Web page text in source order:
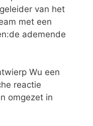
van het
met een
ademende
Wu een
reactie
omgezet in